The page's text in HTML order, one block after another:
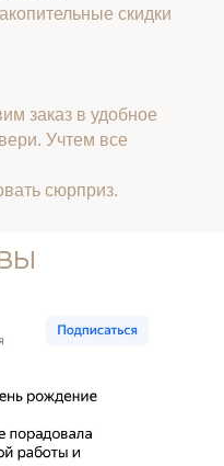
скидки
заказ в удобное
Учтем все
сюрприз.